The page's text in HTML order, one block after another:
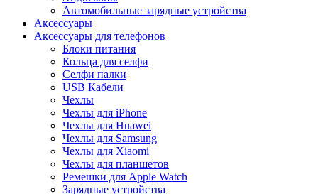
Автомобильные зарядные устройства
Аксессуары
Аксессуары для телефонов
Блоки питания
Кольца для селфи
Селфи палки
USB Кабели
Чехлы
Чехлы для iPhone
Чехлы для Huawei
Чехлы для Samsung
Чехлы для Xiaomi
Чехлы для планшетов
Ремешки для Apple Watch
Зарядные устройства